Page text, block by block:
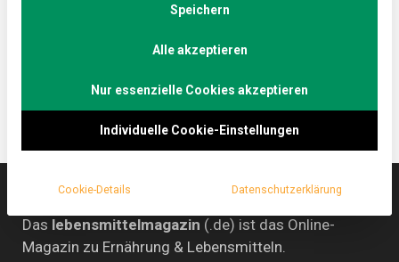
Prof.
Dr.
Michael
on
deutschen Wirtschaft, spricht über die vielfältigen
Deutschland und Europa.
Das lebensmittelmagazin (.de) ist das Online-
Magazin zu Ernährung & Lebensmitteln.
Speichern
Alle akzeptieren
Nur essenzielle Cookies akzeptieren
Individuelle Cookie-Einstellungen
Cookie-Details Datenschutzerklärung